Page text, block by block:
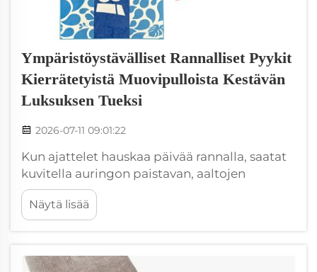
Ympäristöystävälliset Rannalliset Pyykit
Kierrätetyistä Muovipulloista Kestävän
Luksuksen Tueksi
2026-07-11 09:01:22
Kun ajattelet hauskaa päivää rannalla, saatat
kuvitella auringon paistavan, aaltojen
ryskyttävän ja täydellisen ranta-vaipan, jolla
voi rentoutua. Mutta mitä jos kertoisin sinulle,
että voit saada pehmeän, luksusmainen
hyvä...
Näytä lisää